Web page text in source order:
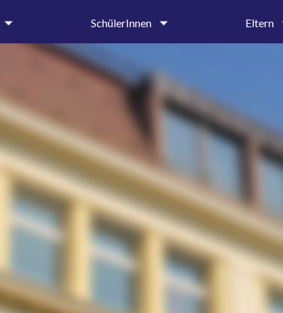
SchülerInnen
Oberstufe
Mittel- und Unterstufe
Ehemalige und Förderer
Schülerbibliothek
Hilfe & Beratung
Beratungslehrerin
Schulsozialarbeiterin
Handlungsleitfaden
Eltern
Beurlaubungen
Elternbriefe
Schulprospekt
Ehemalige